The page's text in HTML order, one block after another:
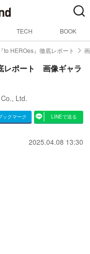
TECH BOOK
to HEROes』徹底レポート
レポート 画像ギャラ
Ltd.
ックマーク LINEで送る
2025.04.08 13:30